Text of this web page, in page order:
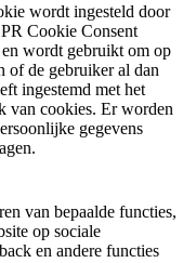
wordt ingesteld door
Cookie Consent
wordt gebruikt om op
of de gebruiker al dan
ingestemd met het
van cookies. Er worden
gegevens
van bepaalde functies,
op sociale
en andere functies